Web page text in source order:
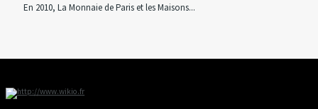
En 2010, La Monnaie de Paris et les Maisons...